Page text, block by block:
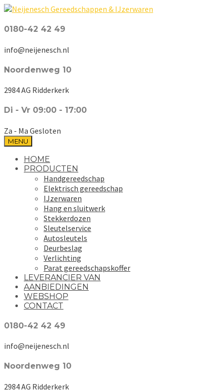
0180-42 42 49
info@neijenesch.nl
Noordenweg 10
2984 AG Ridderkerk
Di - Vr 09:00 - 17:00
Za - Ma Gesloten
MENU
HOME
PRODUCTEN
Handgereedschap
Elektrisch gereedschap
IJzerwaren
Hang en sluitwerk
Stekkerdozen
Sleutelservice
Autosleutels
Deurbeslag
Verlichting
Parat gereedschapskoffer
LEVERANCIER VAN
AANBIEDINGEN
WEBSHOP
CONTACT
0180-42 42 49
info@neijenesch.nl
Noordenweg 10
2984 AG Ridderkerk